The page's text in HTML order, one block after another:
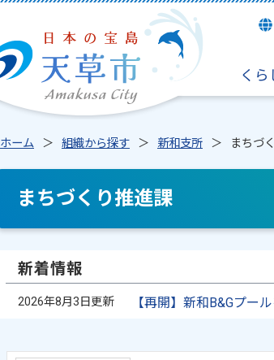
くら
ホーム 組織から探す 新和支所 まちづ
まちづくり推進課
新着情報
2026年8月3日更新 【再開】新和B&Gプー